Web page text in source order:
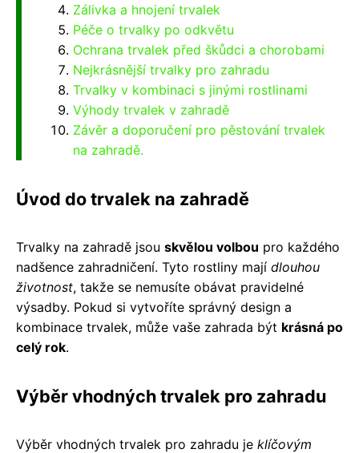
Zálivka a hnojení trvalek
Péče o trvalky po odkvětu
Ochrana trvalek před škůdci a chorobami
Nejkrásnější trvalky pro zahradu
Trvalky v kombinaci s jinými rostlinami
Výhody trvalek v zahradě
Závěr a doporučení pro pěstování trvalek
na zahradě.
Úvod do trvalek na zahradě
Trvalky na zahradě jsou skvělou volbou pro každého
nadšence zahradničení. Tyto rostliny mají dlouhou
životnost, takže se nemusíte obávat pravidelné
výsadby. Pokud si vytvoříte správný design a
kombinace trvalek, může vaše zahrada být krásná po
celý rok.
Výběr vhodných trvalek pro zahradu
Výběr vhodných trvalek pro zahradu je klíčovým